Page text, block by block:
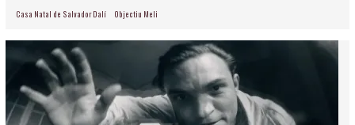
Casa Natal de Salvador Dalí Objectiu Meli